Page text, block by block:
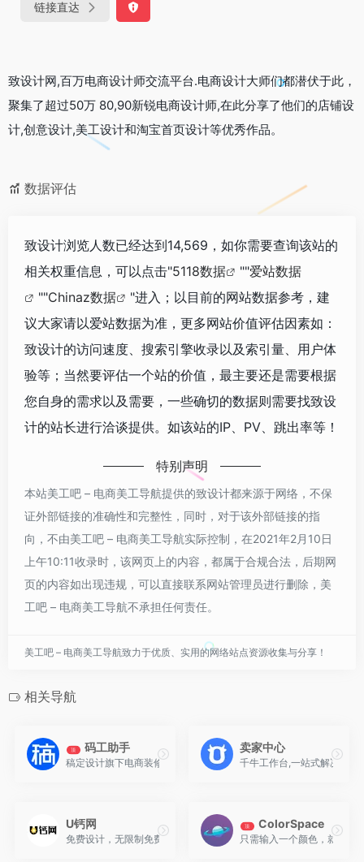
链接直达
致设计网,百万电商设计师交流平台.电商设计大师们都潜伏于此，
聚集了超过50万 80,90新锐电商设计师,在此分享了他们的店铺设
计,创意设计,美工设计和淘宝首页设计等优秀作品。
数据评估
致设计浏览人数已经达到14,569，如你需要查询该站的
相关权重信息，可以点击"5118数据 ""爱站数据
""Chinaz数据
"进入；以目前的网站数据参考，建
议大家请以爱站数据为准，更多网站价值评估因素如：
致设计的访问速度、搜索引擎收录以及索引量、用户体
验等；当然要评估一个站的价值，最主要还是需要根据
您自身的需求以及需要，一些确切的数据则需要找致设
计的站长进行洽谈提供。如该站的IP、PV、跳出率等！
特别声明
本站美工吧 – 电商美工导航提供的致设计都来源于网络，不保
证外部链接的准确性和完整性，同时，对于该外部链接的指
向，不由美工吧 – 电商美工导航实际控制，在2021年2月10日
上午10:11收录时，该网页上的内容，都属于合规合法，后期网
页的内容如出现违规，可以直接联系网站管理员进行删除，美
工吧 – 电商美工导航不承担任何责任。
美工吧 – 电商美工导航致力于优质、实用的网络站点资源收集与分享！
相关导航
顶 码工助手
稿定设计旗下电商装修工具-码工助手，是一款专业好用的在线代码
卖家中心
千牛工作台,一站式解决商家
U钙网
免费设计，无限制免费下载，无论你董不懂设计,仅需1分钟，您就
顶 ColorSpace
只需输入一个颜色，就能生